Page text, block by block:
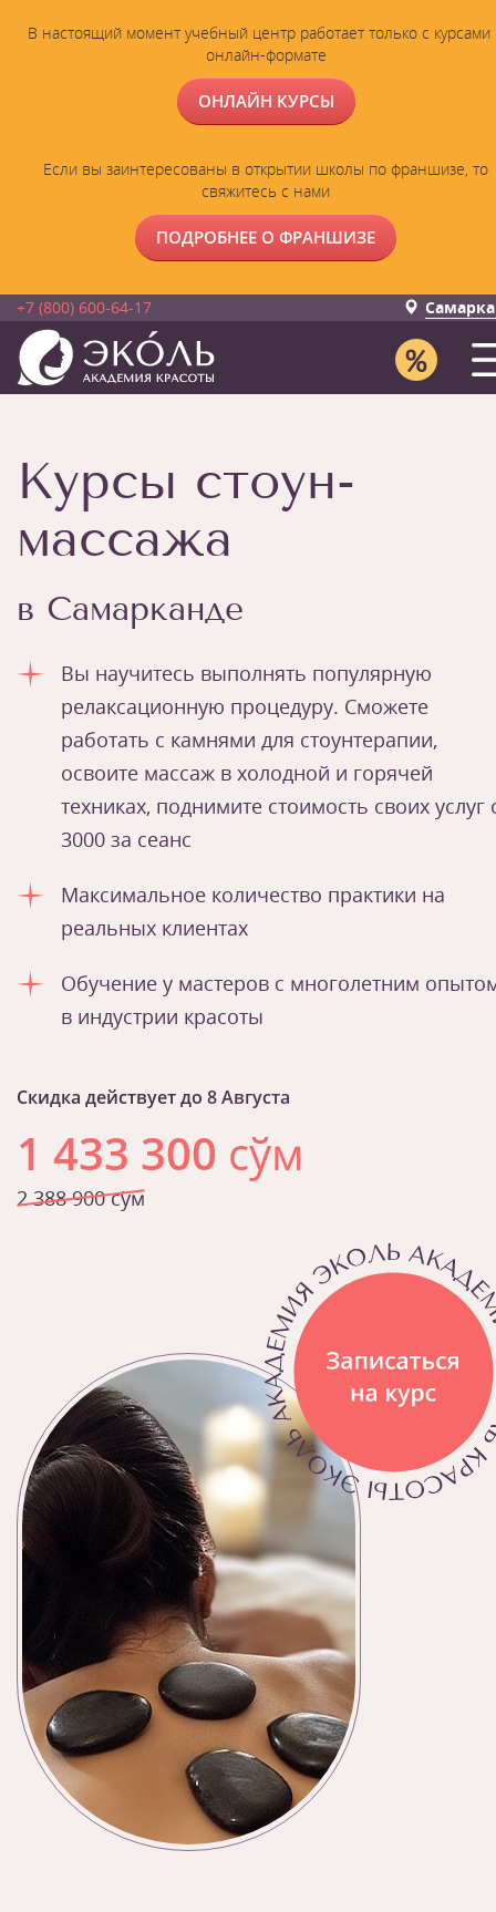
В настоящий момент учебный центр работает только с курсами
онлайн-формате
ОНЛАЙН КУРСЫ
Если вы заинтересованы в открытии школы по франшизе, то
свяжитесь с нами
ПОДРОБНЕЕ О ФРАНШИЗЕ
+7 (800) 600-64-17
Курсы стоун-
массажа
в Самарканде
Вы научитесь выполнять популярную
релаксационную процедуру. Сможете
работать с камнями для стоунтерапии,
освоите массаж в холодной и горячей
техниках, поднимите стоимость своих услуг
3000 за сеанс
Максимальное количество практики на
реальных клиентах
Обучение у мастеров с многолетним
в индустрии красоты
Скидка действует до 8 Августа
1 433 300 сўм
2 388 900 сўм